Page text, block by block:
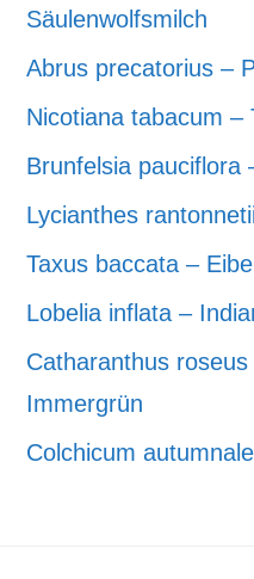
Säulenwolfsmilch
Abrus precatorius –
Nicotiana tabacum –
Brunfelsia pauciflora
Lycianthes
Taxus baccata – Eibe
Lobelia inflata –
Catharanthus
Immergrün
Colchicum